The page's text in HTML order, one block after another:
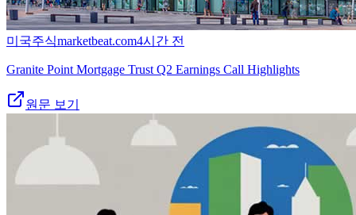
미국주식marketbeat.com4시간 전
Granite Point Mortgage Trust Q2 Earnings Call Highlights
원문 보기